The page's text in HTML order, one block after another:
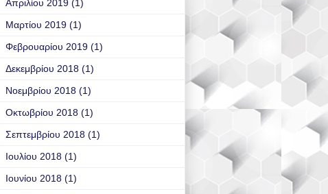
Απριλίου 2019 (1)
Μαρτίου 2019 (1)
Φεβρουαρίου 2019 (1)
Δεκεμβρίου 2018 (1)
Νοεμβρίου 2018 (1)
Οκτωβρίου 2018 (1)
Σεπτεμβρίου 2018 (1)
Ιουλίου 2018 (1)
Ιουνίου 2018 (1)